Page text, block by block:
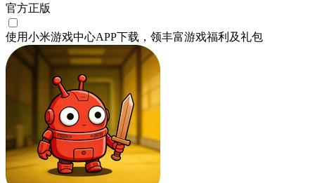
官方正版
使用小米游戏中心APP下载 ，领丰富游戏福利 及礼包